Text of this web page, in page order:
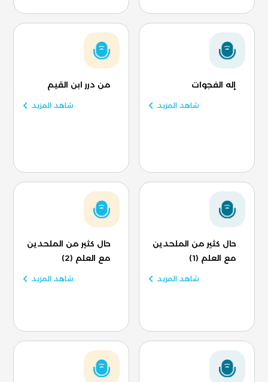
إله الفجوات
شاهد المزيد
من درر ابن القيم
شاهد المزيد
حال كثير من الملحدين
مع العلم (1)
شاهد المزيد
حال كثير من الملحدين
مع العلم (2)
شاهد المزيد